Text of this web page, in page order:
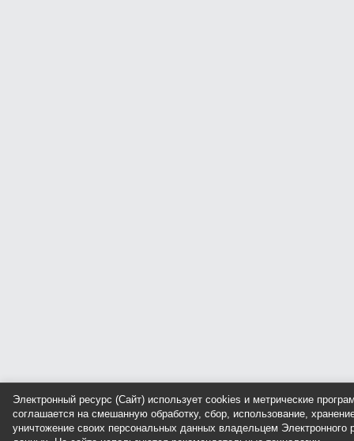
Электронный ресурс (Сайт) использует cookies и метрические
соглашается на смешанную обработку, сбор, использование,
уничтожение своих персональных данных владельцем Электронного